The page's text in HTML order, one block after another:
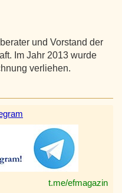
und Vorstand der
Im Jahr 2013 wurde
verliehen.
t.me/efmagazin